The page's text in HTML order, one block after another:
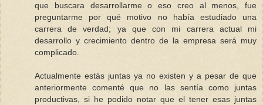
que buscara desarrollarme o eso creo al menos, fue
preguntarme por qué motivo no había estudiado una
carrera de verdad; ya que con mi carrera actual mi
desarrollo y crecimiento dentro de la empresa será muy
complicado.
Actualmente estás juntas ya no existen y a pesar de que
anteriormente comenté que no las sentía como juntas
productivas, si he podido notar que el tener esas juntas